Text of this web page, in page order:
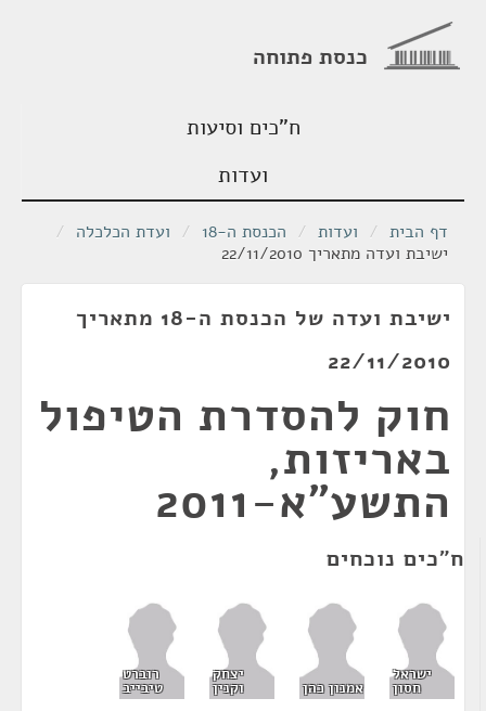
כנסת פתוחה
ח"כים וסיעות
ועדות
דף הבית / ועדות / הכנסת ה-18 / ועדת הכלכלה /
ישיבת ועדה מתאריך 22/11/2010
ישיבת ועדה של הכנסת ה-18 מתאריך
22/11/2010
חוק להסדרת הטיפול
באריזות,
התשע"א-2011
ח"כים נוכחים
ישראל
חסון אמנון כהן
יצחק
וקנין
רוברט
טיבייב